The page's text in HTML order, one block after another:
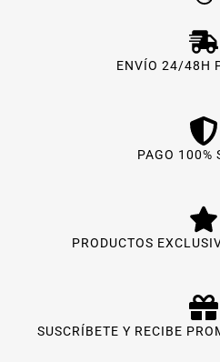
ENVÍO 24/48H
PAGO 100%
PRODUCTOS
SUSCRÍBETE Y RECIBE